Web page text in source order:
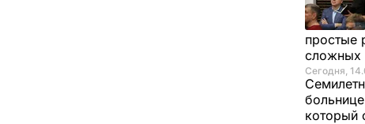
простые
сложных
Сегодня,
который